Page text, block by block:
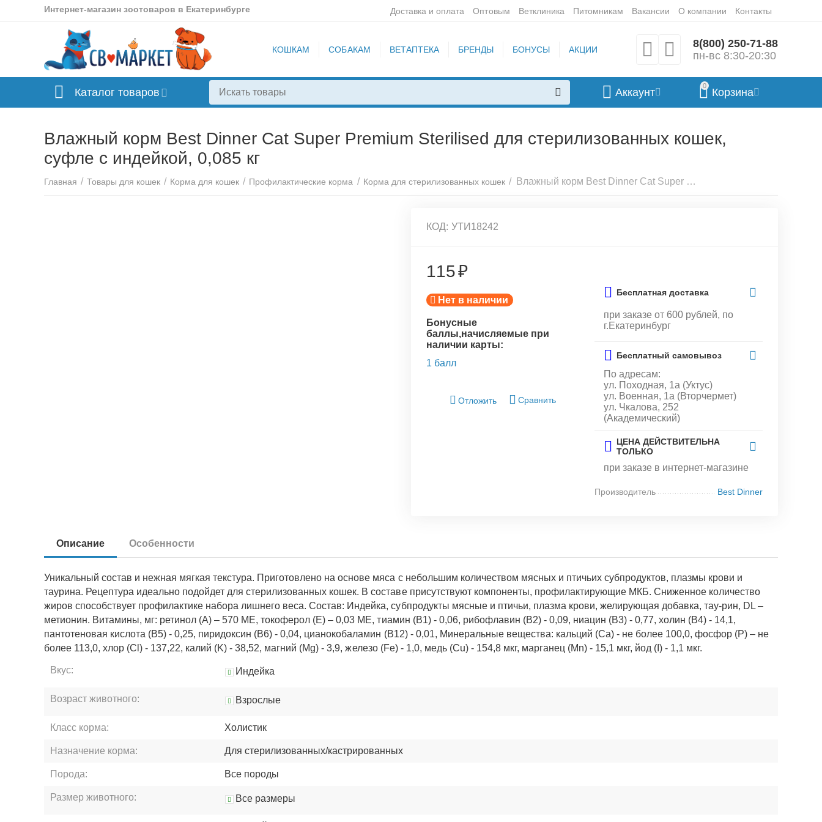
Интернет-магазин зоотоваров в Екатеринбурге Доставка и оплата Оптовым Ветклиника Питомникам Вакансии О компании Контакты
КОШКАМ СОБАКАМ ВЕТАПТЕКА БРЕНДЫ БОНУСЫ АКЦИИ
8(800) 250-71-88
пн-вс 8:30-20:30
Каталог товаров
0
Корзина
Аккаунт
Влажный корм Best Dinner Cat Super Premium Sterilised для стерилизованных кошек,
суфле с индейкой, 0,085 кг
Главная / Товары для кошек / Корма для кошек / Профилактические корма / Корма для стерилизованных кошек / Влажный корм Best Dinner Cat Super Premium Sterilised для стерилизованных кошек, суфле с индейкой, 0,085 кг
КОД: УТИ18242
115₽
Нет в наличии
Бонусные
баллы,начисляемые при
наличии карты:
1 балл
Отложить Сравнить
Бесплатная доставка
при заказе от 600 рублей, по
г.Екатеринбург
Бесплатный самовывоз
По адресам:
ул. Походная, 1а (Уктус)
ул. Военная, 1а (Вторчермет)
ул. Чкалова, 252
(Академический)
ЦЕНА ДЕЙСТВИТЕЛЬНА
ТОЛЬКО
при заказе в интернет-магазине
Производитель Best Dinner
Описание Особенности
Уникальный состав и нежная мягкая текстура. Приготовлено на основе мяса с небольшим количеством мясных и птичьих субпродуктов, плазмы крови и
таурина. Рецептура идеально подойдет для стерилизованных кошек. В составе присутствуют компоненты, профилактирующие МКБ. Сниженное количество
жиров способствует профилактике набора лишнего веса. Состав: Индейка, субпродукты мясные и птичьи, плазма крови, желирующая добавка, тау-рин, DL –
метионин. Витамины, мг: ретинол (А) – 570 МЕ, токоферол (Е) – 0,03 МЕ, тиамин (В1) - 0,06, рибофлавин (В2) - 0,09, ниацин (В3) - 0,77, холин (В4) - 14,1,
пантотеновая кислота (В5) - 0,25, пиридоксин (В6) - 0,04, цианокобаламин (В12) - 0,01, Минеральные вещества: кальций (Са) - не более 100,0, фосфор (Р) – не
более 113,0, хлор (Cl) - 137,22, калий (K) - 38,52, магний (Mg) - 3,9, железо (Fe) - 1,0, медь (Cu) - 154,8 мкг, марганец (Mn) - 15,1 мкг, йод (I) - 1,1 мкг.
Вкус: Индейка
Возраст животного: Взрослые
Класс корма: Холистик
Назначение корма: Для стерилизованных/кастрированных
Порода: Все породы
Размер животного: Все размеры